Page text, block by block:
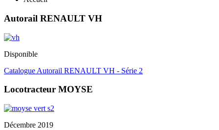
Autorail RENAULT VH
Disponible
Catalogue Autorail RENAULT VH - Série 2
Locotracteur MOYSE
Décembre 2019